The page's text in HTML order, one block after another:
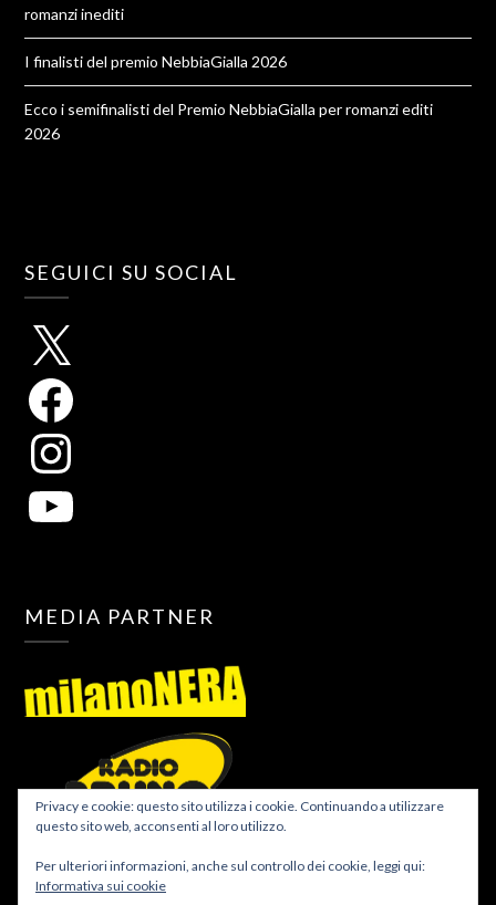
romanzi inediti
I finalisti del premio NebbiaGialla 2026
Ecco i semifinalisti del Premio NebbiaGialla per romanzi editi
2026
SEGUICI SU SOCIAL
MEDIA PARTNER
Privacy e cookie: questo sito utilizza i cookie. Continuando a utilizzare
questo sito web, acconsenti al loro utilizzo.
Per ulteriori informazioni, anche sul controllo dei cookie, leggi qui:
Informativa sui cookie